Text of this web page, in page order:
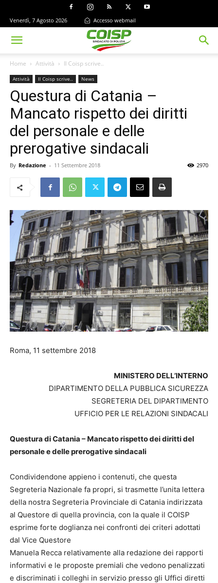
Venerdì, 7 Agosto 2026 Accesso webmail
Home Attività Il Coisp scrive..
Attività Il Coisp scrive.. News
Questura di Catania –
Mancato rispetto dei diritti
del personale e delle
prerogative sindacali
By Redazione - 11 Settembre 2018 2970
Roma, 11 settembre 2018
MINISTERO DELL’INTERNO
DIPARTIMENTO DELLA PUBBLICA SICUREZZA
SEGRETERIA DEL DIPARTIMENTO
UFFICIO PER LE RELAZIONI SINDACALI
Questura di Catania – Mancato rispetto dei diritti del
personale e delle prerogative sindacali
Condividendone appieno i contenuti, che questa
Segreteria Nazionale fa propri, si trasmette l’unita lettera
della nostra Segreteria Provinciale di Catania indirizzata
al Questore di quella provincia, con la quale il COISP
esprime forte doglianza nei confronti dei criteri adottati
dal Vice Questore
Manuela Recca relativamente alla redazione dei rapporti
informativi e le proposte premiali che vedono penalizzati
e discriminati i colleghi in servizio presso gli Uffici diretti